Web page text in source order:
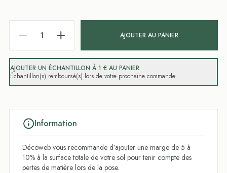
AJOUTER AU PANIER
AJOUTER UN ÉCHANTILLON À 1 € AU PANIER
Échantillon(s) remboursé(s) lors de votre prochaine commande
Information
Décoweb vous recommande d’ajouter une marge de 5 à
10% à la surface totale de votre sol pour tenir compte des
pertes de matière lors de la pose.